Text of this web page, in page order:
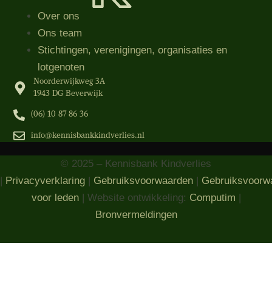
Over ons
Ons team
Stichtingen, verenigingen, organisaties​ en
lotgenoten
Noorderwijkweg 3A
1943 DG Beverwijk
(06) 10 87 86 36‬
info@kennisbankkindverlies.nl
© 2025 – Kennisbank Kindverlies
Privacyverklaring Gebruiksvoorwaarden
voor leden| Website ontwikkeling: Computim
Bronvermeldingen